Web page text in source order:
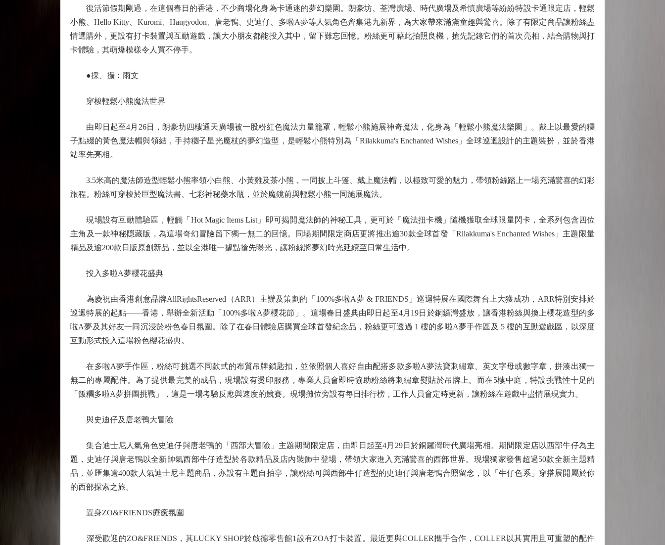
復活節假期剛過，在這個春日的香港，不少商場化身為卡通迷的夢幻樂園。朗豪坊、荃灣廣場、時代廣場及希慎廣場等紛紛特設卡通限定店，輕鬆
小熊、Hello Kitty、Kuromi、Hangyodon、唐老鴨、史迪仔、多啦A夢等人氣角色齊集港九新界，為大家帶來滿滿童趣與驚喜。除了有限定商品讓粉絲盡
情選購外，更設有打卡裝置與互動遊戲，讓大小朋友都能投入其中，留下難忘回憶。粉絲更可藉此拍照良機，搶先記錄它們的首次亮相，結合購物與打
卡體驗，其萌爆模樣令人買不停手。
●採、攝︰雨文
穿梭輕鬆小熊魔法世界
由即日起至4月26日，朗豪坊四樓通天廣場被一股粉紅色魔法力量籠罩，輕鬆小熊施展神奇魔法，化身為「輕鬆小熊魔法樂園」。戴上以最愛的糰
子點綴的黃色魔法帽與領結，手持糰子星光魔杖的夢幻造型，是輕鬆小熊特別為「Rilakkuma's Enchanted Wishes」全球巡迴設計的主題裝扮，並於香港
站率先亮相。
3.5米高的魔法師造型輕鬆小熊率領小白熊、小黃雞及茶小熊，一同披上斗篷、戴上魔法帽，以極致可愛的魅力，帶領粉絲踏上一場充滿驚喜的幻彩
旅程。粉絲可穿梭於巨型魔法書、七彩神秘藥水瓶，並於魔鏡前與輕鬆小熊一同施展魔法。
現場設有互動體驗區，輕觸「Hot Magic Items List」即可揭開魔法師的神秘工具，更可於「魔法扭卡機」隨機獲取全球限量閃卡，全系列包含四位
主角及一款神秘隱藏版，為這場奇幻冒險留下獨一無二的回憶。同場期間限定商店更將推出逾30款全球首發「Rilakkuma's Enchanted Wishes」主題限量
精品及逾200款日版原創新品，並以全港唯一據點搶先曝光，讓粉絲將夢幻時光延續至日常生活中。
投入多啦A夢櫻花盛典
為慶祝由香港創意品牌AllRightsReserved（ARR）主辦及策劃的「100%多啦A夢 & FRIENDS」巡迴特展在國際舞台上大獲成功，ARR特別安排於
巡迴特展的起點——香港，舉辦全新活動「100%多啦A夢櫻花節」。這場春日盛典由即日起至4月19日於銅鑼灣盛放，讓香港粉絲與換上櫻花造型的多
啦A夢及其好友一同沉浸於粉色春日氛圍。除了在春日體驗店購買全球首發紀念品，粉絲更可透過 1 樓的多啦A夢手作區及 5 樓的互動遊戲區，以深度
互動形式投入這場粉色櫻花盛典。
在多啦A夢手作區，粉絲可挑選不同款式的布質吊牌鎖匙扣，並依照個人喜好自由配搭多款多啦A夢法寶刺繡章、英文字母或數字章，拼湊出獨一
無二的專屬配件。為了提供最完美的成品，現場設有燙印服務，專業人員會即時協助粉絲將刺繡章熨貼於吊牌上。而在5樓中庭，特設挑戰性十足的
「飯糰多啦A夢拼圖挑戰」，這是一場考驗反應與速度的競賽。現場攤位旁設有每日排行榜，工作人員會定時更新，讓粉絲在遊戲中盡情展現實力。
與史迪仔及唐老鴨大冒險
集合迪士尼人氣角色史迪仔與唐老鴨的「西部大冒險」主題期間限定店，由即日起至4月29日於銅鑼灣時代廣場亮相。期間限定店以西部牛仔為主
題，史迪仔與唐老鴨以全新帥氣西部牛仔造型於各款精品及店內裝飾中登場，帶領大家進入充滿驚喜的西部世界。現場獨家發售超過50款全新主題精
品，並匯集逾400款人氣迪士尼主題商品，亦設有主題自拍亭，讓粉絲可與西部牛仔造型的史迪仔與唐老鴨合照留念，以「牛仔色系」穿搭展開屬於你
的西部探索之旅。
置身ZO&FRIENDS療癒氛圍
深受歡迎的ZO&FRIENDS，其LUCKY SHOP於啟德零售館1設有ZOA打卡裝置。最近更與COLLER攜手合作，COLLER以其實用且可重塑的配件